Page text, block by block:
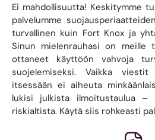
Ei mahdollisuutta! Keskitymme
palvelumme
turvallinen kuin Fort Knox ja
Sinun mielenrauhasi on meille
ottaneet käyttöön vahvoja
suojelemiseksi. Vaikka
itsessään ei aiheuta
lukisi julkista ilmoitustaulua
riskialtista. Käytä siis rohkeasti